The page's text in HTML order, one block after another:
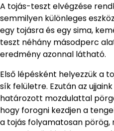
A tojás-teszt elvégzése
semmilyen különleges
egy tojásra és egy sima,
teszt néhány másodperc
eredmény azonnal látható.
Első lépésként helyezzük a
sík felületre. Ezután az
határozott mozdulattal
hogy forogni kezdjen a
a tojás folyamatosan